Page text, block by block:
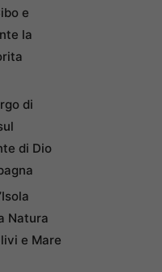
e
la
di
di Dio
Natura
e Mare